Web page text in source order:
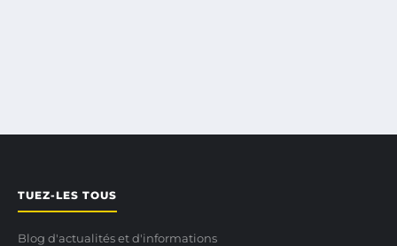
TUEZ-LES TOUS
Blog d'actualités et d'informations